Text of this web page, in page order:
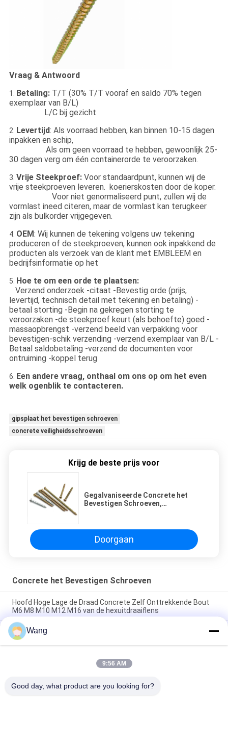
Vraag & Antwoord
1. Betaling:T/T (30% T/T vooraf en saldo 70% tegen
exemplaar van B/L)
L/C bij gezicht
2. Levertijd: Als voorraad hebben, kan binnen 10-15 dagen
inpakken en schip,
Als om geen voorraad te hebben, gewoonlijk 25-
30 dagen verg om één containerorde te veroorzaken.
3. Vrije Steekproef:Voor standaardpunt, kunnen wij de
vrije steekproeven leveren. koerierskosten door de koper.
Voor niet genormaliseerd punt, zullen wij de
vormlast ineed citeren, maar de vormlast kan terugkeer
zijn als bulkorder vrijgegeven.
4. OEM: Wij kunnen de tekening volgens uw tekening
produceren of de steekproeven, kunnen ook inpakkend de
producten als verzoek van de klant met EMBLEEM en
bedrijfsinformatie op het
5. Hoe te om een orde te plaatsen:
Verzend onderzoek -citaat -Bevestig orde (prijs,
levertijd, technisch detail met tekening en betaling) -
betaal storting -Begin na gekregen storting te
veroorzaken -de steekproef keurt (als behoefte) goed -
massaopbrengst -verzend beeld van verpakking voor
bevestigen-schik verzending -verzend exemplaar van B/L -
Betaal saldobetaling -verzend de documenten voor
ontruiming -koppel terug
6. Een andere vraag, onthaal om ons op om het even
welk ogenblik te contacteren.
gipsplaat het bevestigen schroeven
concrete veiligheidsschroeven
Krijg de beste prijs voor
Gegalvaniseerde Concrete het
Bevestigen Schroeven,
Doorgaan
Concrete het Bevestigen Schroeven
Hoofd Hoge Lage de Draad Concrete Zelf Onttrekkende Bout
M6 M8 M10 M12 M16 van de hexuitdraaiflens
SS410 concrete het Bevestigen Schroeven, de Zelf
Onttrekkende Bouten 1000 Uren Ruspet van M10
M7.5 Concrete het Bevestigen Schroeven in Baksteen het Zelf
Op zwaar werk berekend Onttrekken, het Witte geplateerde
Wang
9:56 AM
Good day, what product are you looking for?